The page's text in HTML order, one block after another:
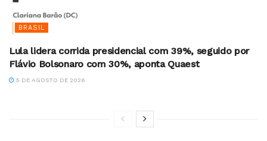
BRASIL
Lula lidera corrida presidencial com 39%, seguido por
Flávio Bolsonaro com 30%, aponta Quaest
5 DE AGOSTO DE 2026